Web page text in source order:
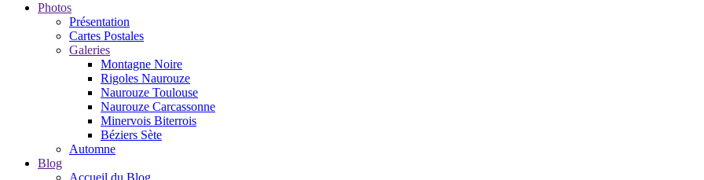
Photos
Présentation
Cartes Postales
Galeries
Montagne Noire
Rigoles Naurouze
Naurouze Toulouse
Naurouze Carcassonne
Minervois Biterrois
Béziers Sète
Automne
Blog
Accueil du Blog